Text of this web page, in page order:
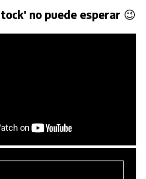
no puede esperar 😉